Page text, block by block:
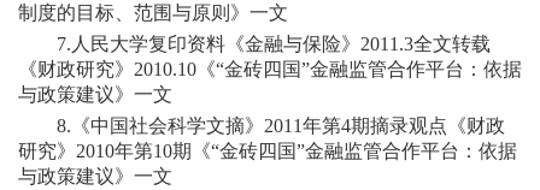
制度的目标、范围与原则》一文
7.人民大学复印资料《金融与保险》2011.3全文转载
《财政研究》2010.10《“金砖四国”金融监管合作平台：依据
与政策建议》一文
8.《中国社会科学文摘》2011年第4期摘录观点《财政
研究》2010年第10期《“金砖四国”金融监管合作平台：依据
与政策建议》一文